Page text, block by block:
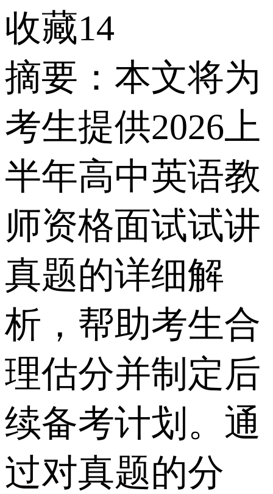
收藏14
摘要：本文将为
考生提供2026上
半年高中英语教
师资格面试试讲
真题的详细解
析，帮助考生合
理估分并制定后
续备考计划。通
过对真题的分